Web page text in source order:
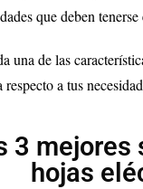
que deben tenerse
una de las
a tus
3
hojas